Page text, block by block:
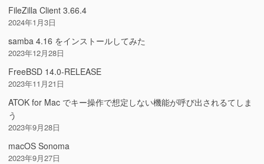
FileZilla Client 3.66.4
2024年1月3日
samba 4.16 をインストールしてみた
2023年12月28日
FreeBSD 14.0-RELEASE
2023年11月21日
ATOK for Mac でキー操作で想定しない機能が呼び出されるてしま
う
2023年9月28日
macOS Sonoma
2023年9月27日